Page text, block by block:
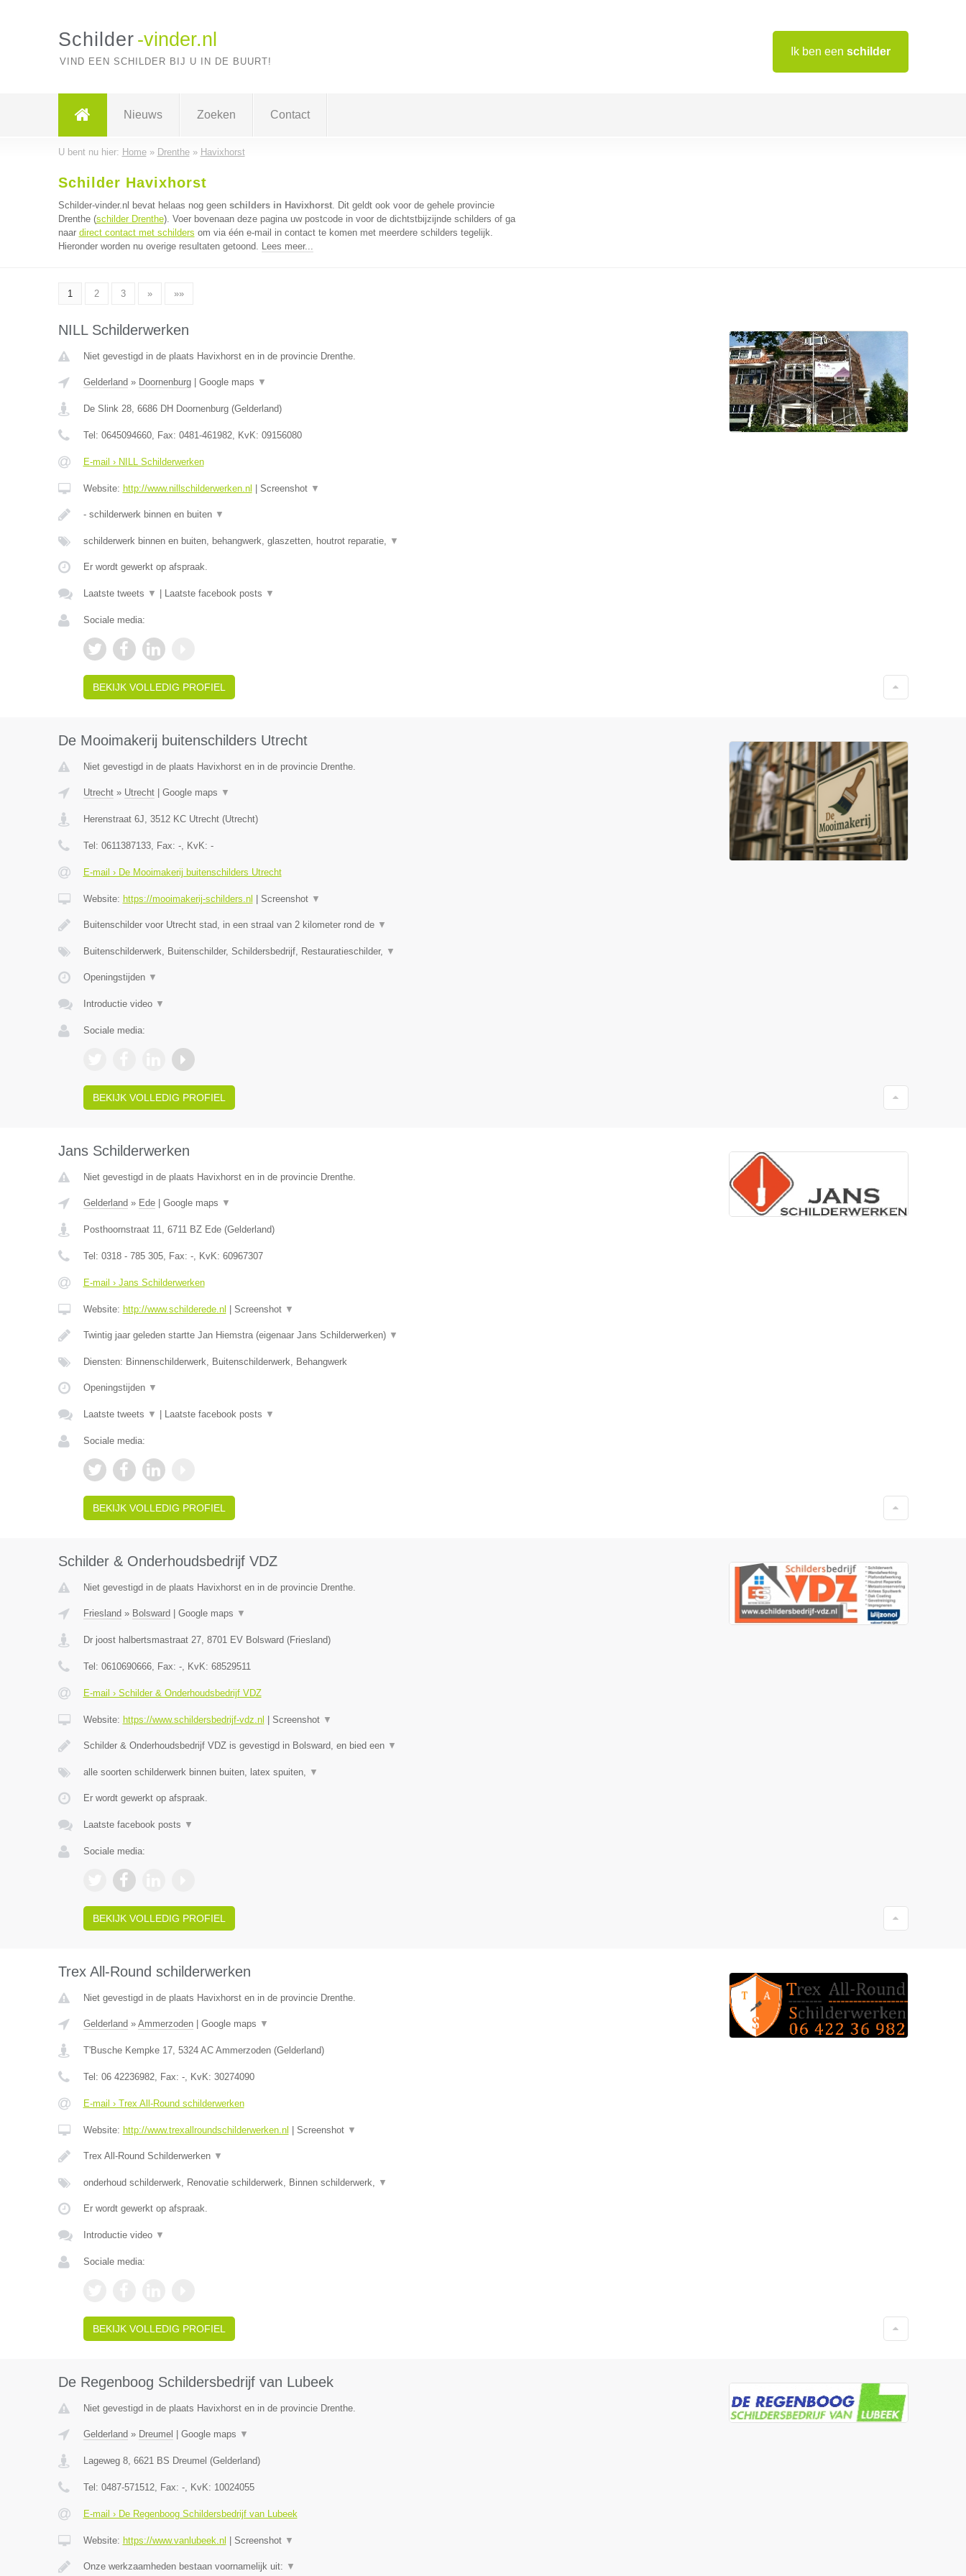
Ik ben een schilder
Schilder -vinder.nl
VIND EEN SCHILDER BIJ U IN DE BUURT!
Nieuws Zoeken Contact
U bent nu hier: Home» Drenthe» Havixhorst
Schilder Havixhorst
Schilder-vinder.nl bevat helaas nog geen schilders in Havixhorst. Dit geldt ook voor de gehele provincie
Drenthe (schilder Drenthe). Voer bovenaan deze pagina uw postcode in voor de dichtstbijzijnde schilders of ga
naar direct contact met schilders om via één e-mail in contact te komen met meerdere schilders tegelijk.
Hieronder worden nu overige resultaten getoond. Lees meer...
1 2 3 » »»
NILL Schilderwerken
Niet gevestigd in de plaats Havixhorst en in de provincie Drenthe.
Gelderland » Doornenburg| Google maps ▼
De Slink 28, 6686 DH Doornenburg(Gelderland)
Tel: 0645094660, Fax: 0481-461982, KvK: 09156080
E-mail › NILL Schilderwerken
Website: http://www.nillschilderwerken.nl Screenshot ▼
- schilderwerk binnen en buiten ▼
schilderwerk binnen en buiten, behangwerk, glaszetten, houtrot reparatie, ▼
Er wordt gewerkt op afspraak.
Laatste tweets ▼ Laatste facebook posts ▼
Sociale media:
BEKIJK VOLLEDIG PROFIEL
De Mooimakerij buitenschilders Utrecht
Niet gevestigd in de plaats Havixhorst en in de provincie Drenthe.
Utrecht» Utrecht| Google maps ▼
Herenstraat 6J, 3512 KC Utrecht(Utrecht)
Tel: 0611387133, Fax: -, KvK: -
E-mail › De Mooimakerij buitenschilders Utrecht
Website: https://mooimakerij-schilders.nl Screenshot ▼
Buitenschilder voor Utrecht stad, in een straal van 2 kilometer rond de ▼
Buitenschilderwerk, Buitenschilder, Schildersbedrijf, Restauratieschilder, ▼
Openingstijden ▼
Introductie video ▼
Sociale media:
BEKIJK VOLLEDIG PROFIEL
Jans Schilderwerken
Niet gevestigd in de plaats Havixhorst en in de provincie Drenthe.
Gelderland » Ede| Google maps ▼
Posthoornstraat 11, 6711 BZ Ede(Gelderland)
Tel: 0318 - 785 305, Fax: -, KvK: 60967307
E-mail › Jans Schilderwerken
Website: http://www.schilderede.nl Screenshot ▼
Twintig jaar geleden startte Jan Hiemstra (eigenaar Jans Schilderwerken) ▼
Diensten: Binnenschilderwerk, Buitenschilderwerk, Behangwerk
Openingstijden ▼
Laatste tweets ▼ Laatste facebook posts ▼
Sociale media:
BEKIJK VOLLEDIG PROFIEL
Schilder & Onderhoudsbedrijf VDZ
Niet gevestigd in de plaats Havixhorst en in de provincie Drenthe.
Friesland » Bolsward Google maps ▼
Dr joost halbertsmastraat 27, 8701 EV Bolsward (Friesland)
Tel: 0610690666, Fax: -, KvK: 68529511
E-mail › Schilder & Onderhoudsbedrijf VDZ
Website: https://www.schildersbedrijf-vdz.nl Screenshot ▼
Schilder & Onderhoudsbedrijf VDZ is gevestigd in Bolsward, en bied een ▼
alle soorten schilderwerk binnen buiten, latex spuiten, ▼
Er wordt gewerkt op afspraak.
Laatste facebook posts ▼
Sociale media:
BEKIJK VOLLEDIG PROFIEL
Trex All-Round schilderwerken
Niet gevestigd in de plaats Havixhorst en in de provincie Drenthe.
Gelderland » Ammerzoden| Google maps ▼
T'Busche Kempke 17, 5324 AC Ammerzoden(Gelderland)
Tel: 06 42236982, Fax: -, KvK: 30274090
E-mail › Trex All-Round schilderwerken
Website: http://www.trexallroundschilderwerken.nl Screenshot ▼
Trex All-Round Schilderwerken ▼
onderhoud schilderwerk, Renovatie schilderwerk, Binnen schilderwerk, ▼
Er wordt gewerkt op afspraak.
Introductie video ▼
Sociale media:
BEKIJK VOLLEDIG PROFIEL
De Regenboog Schildersbedrijf van Lubeek
Niet gevestigd in de plaats Havixhorst en in de provincie Drenthe.
Gelderland » Dreumel Google maps ▼
Lageweg 8, 6621 BS Dreumel (Gelderland)
Tel: 0487-571512, Fax: -, KvK: 10024055
E-mail › De Regenboog Schildersbedrijf van Lubeek
Website: https://www.vanlubeek.nl Screenshot ▼
Onze werkzaamheden bestaan voornamelijk uit: ▼